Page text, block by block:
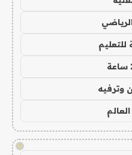
وترفيه
!